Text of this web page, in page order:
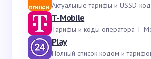
Актуальные тарифы и USSD-
T-Mobile
Тарифы и коды оператора Т-
Play
Полный список кодом и